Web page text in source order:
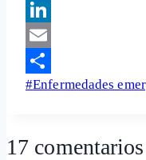
Facebook
LinkedIn
Email
Share
Etiquetas
entrada:
#Enfermedades
17 comentarios